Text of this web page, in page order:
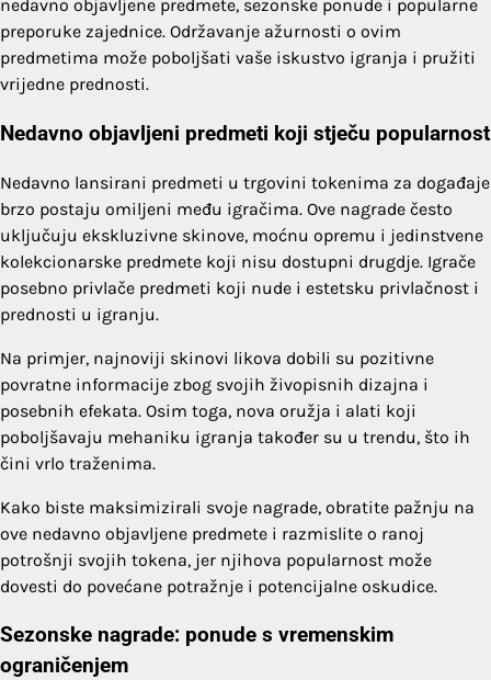
nedavno objavljene predmete, sezonske ponude i popularne
preporuke zajednice. Održavanje ažurnosti o ovim
predmetima može poboljšati vaše iskustvo igranja i pružiti
vrijedne prednosti.
Nedavno objavljeni predmeti koji stječu popularnost
Nedavno lansirani predmeti u trgovini tokenima za događaje
brzo postaju omiljeni među igračima. Ove nagrade često
uključuju ekskluzivne skinove, moćnu opremu i jedinstvene
kolekcionarske predmete koji nisu dostupni drugdje. Igrače
posebno privlače predmeti koji nude i estetsku privlačnost i
prednosti u igranju.
Na primjer, najnoviji skinovi likova dobili su pozitivne
povratne informacije zbog svojih živopisnih dizajna i
posebnih efekata. Osim toga, nova oružja i alati koji
poboljšavaju mehaniku igranja također su u trendu, što ih
čini vrlo traženima.
Kako biste maksimizirali svoje nagrade, obratite pažnju na
ove nedavno objavljene predmete i razmislite o ranoj
potrošnji svojih tokena, jer njihova popularnost može
dovesti do povećane potražnje i potencijalne oskudice.
Sezonske nagrade: ponude s vremenskim
ograničenjem